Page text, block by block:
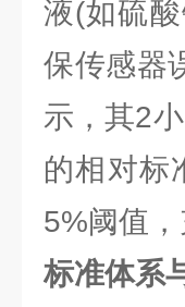
液(如硫
保传感器
示，其2
的相对标
5%阈值
标准体系